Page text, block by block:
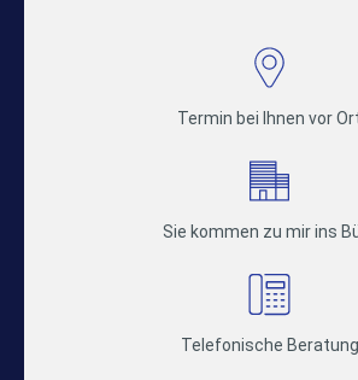
Termin bei Ihnen vor
Sie kommen zu mir ins
Telefonische Beratung